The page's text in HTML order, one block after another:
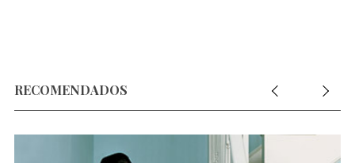
RECOMENDADOS